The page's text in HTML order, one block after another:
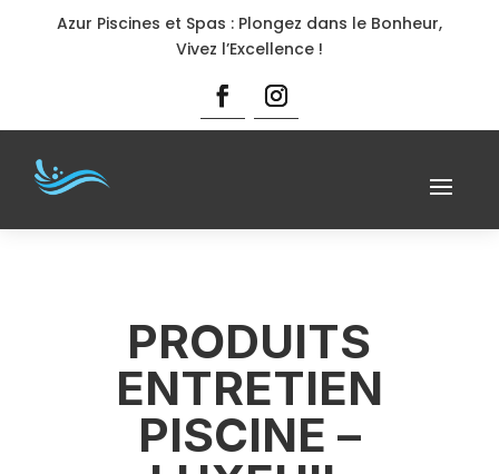
Azur Piscines et Spas : Plongez dans le Bonheur,
Vivez l’Excellence !
PRODUITS
ENTRETIEN
PISCINE –